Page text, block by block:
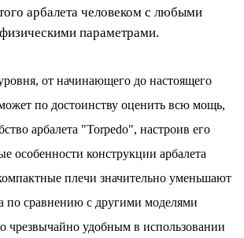
арбалета человеком с любыми
параметрами.
от начинающего до настоящего
по достоинству оценить всю мощь,
арбалета "Torpedo", настроив его
особенности конструкции арбалета
плечи значительно уменьшают
по сравнению с другими моделями
чрезвычайно удобным в использовании